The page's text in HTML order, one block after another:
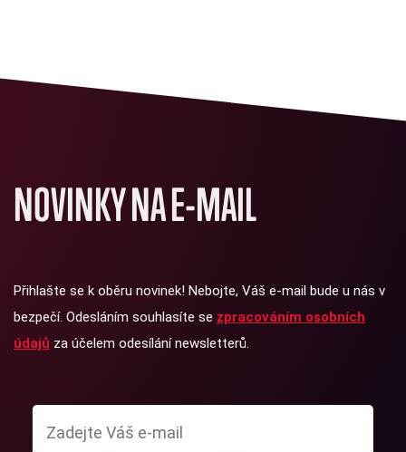
NOVINKY NA E-MAIL
Přihlašte se k oběru novinek! Nebojte, Váš e-mail bude u nás v
bezpečí. Odesláním souhlasíte se zpracováním osobních
údajů za účelem odesílání newsletterů.